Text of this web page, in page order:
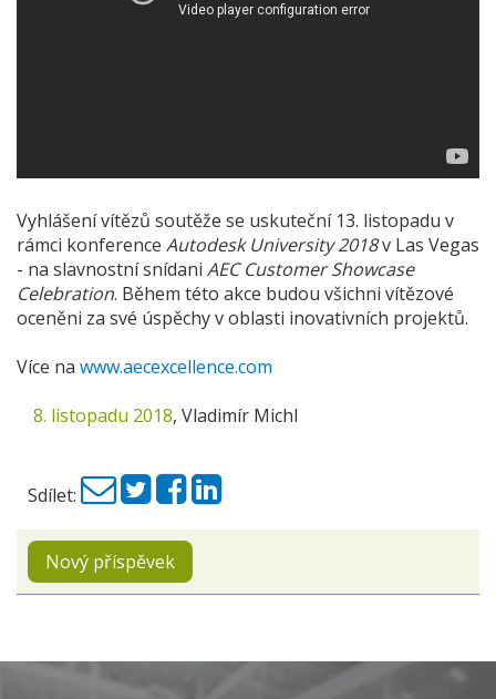
Vyhlášení vítězů soutěže se uskuteční 13. listopadu v
rámci konference Autodesk University 2018v Las Vegas
- na slavnostní snídani AEC Customer Showcase
Celebration. Během této akce budou všichni vítězové
oceněni za své úspěchy v oblasti inovativních projektů.
Více na www.aecexcellence.com
8. listopadu 2018, Vladimír Michl
Sdílet:
Nový příspěvek